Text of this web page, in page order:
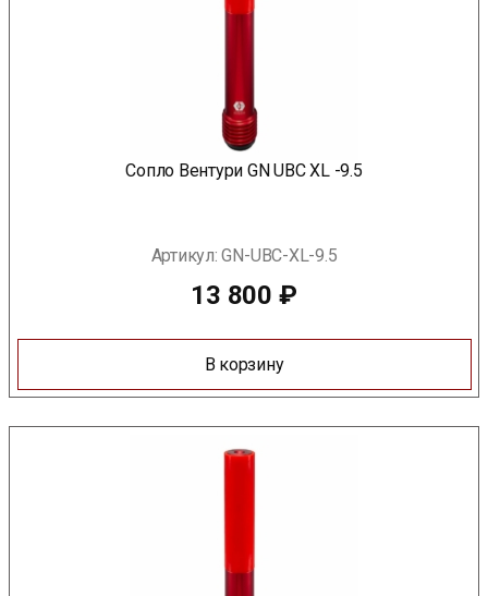
Сопло Вентури GN UBC XL -9.5
Артикул:GN-UBC-XL-9.5
13 800 ₽
В корзину